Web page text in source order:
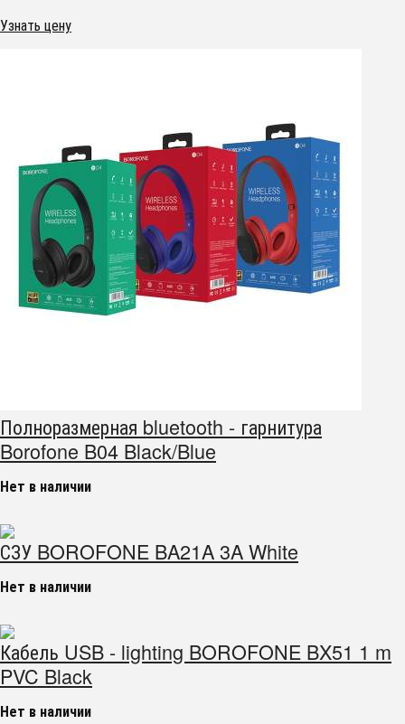
Узнать цену
Полноразмерная bluetooth - гарнитура
Borofone B04 Black/Blue
Нет в наличии
СЗУ BOROFONE BA21A 3A White
Нет в наличии
Кабель USB - lighting BOROFONE BX51 1 m
PVC Black
Нет в наличии